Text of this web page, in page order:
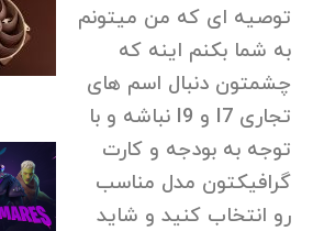
توصیه ای که من میتونم
به شما بکنم اینه که
چشمتون دنبال اسم های
تجاری I7 و I9 نباشه و با
توجه به بودجه و کارت
گرافیکتون مدل مناسب
رو انتخاب کنید و شاید